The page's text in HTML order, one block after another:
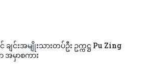
င်းအမျိုးသားတပ်ဦး ဥက္ကဋ္ဌ Pu Zing
အမှာစကား